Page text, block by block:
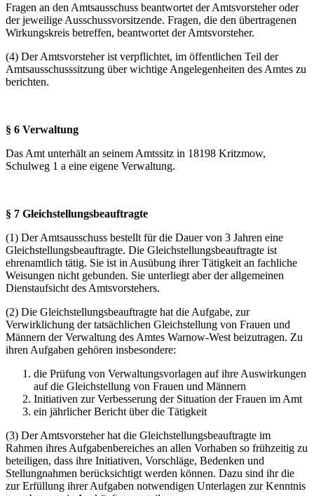
Fragen an den Amtsausschuss beantwortet der Amtsvorsteher oder
der jeweilige Ausschussvorsitzende. Fragen, die den übertragenen
Wirkungskreis betreffen, beantwortet der Amtsvorsteher.
(4) Der Amtsvorsteher ist verpflichtet, im öffentlichen Teil der
Amtsausschusssitzung über wichtige Angelegenheiten des Amtes zu
berichten.
§ 6 Verwaltung
Das Amt unterhält an seinem Amtssitz in 18198 Kritzmow,
Schulweg 1 a eine eigene Verwaltung.
§ 7 Gleichstellungsbeauftragte
(1) Der Amtsausschuss bestellt für die Dauer von 3 Jahren eine
Gleichstellungsbeauftragte. Die Gleichstellungsbeauftragte ist
ehrenamtlich tätig. Sie ist in Ausübung ihrer Tätigkeit an fachliche
Weisungen nicht gebunden. Sie unterliegt aber der allgemeinen
Dienstaufsicht des Amtsvorstehers.
(2) Die Gleichstellungsbeauftragte hat die Aufgabe, zur
Verwirklichung der tatsächlichen Gleichstellung von Frauen und
Männern der Verwaltung des Amtes Warnow-West beizutragen. Zu
ihren Aufgaben gehören insbesondere:
die Prüfung von Verwaltungsvorlagen auf ihre Auswirkungen
auf die Gleichstellung von Frauen und Männern
Initiativen zur Verbesserung der Situation der Frauen im Amt
ein jährlicher Bericht über die Tätigkeit
(3) Der Amtsvorsteher hat die Gleichstellungsbeauftragte im
Rahmen ihres Aufgabenbereiches an allen Vorhaben so frühzeitig zu
beteiligen, dass ihre Initiativen, Vorschläge, Bedenken und
Stellungnahmen berücksichtigt werden können. Dazu sind ihr die
zur Erfüllung ihrer Aufgaben notwendigen Unterlagen zur Kenntnis